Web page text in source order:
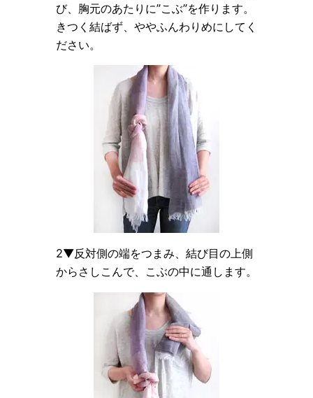
び、胸元のあたりに”こぶ”を作ります。
きつく結ばず、ややふんわりめにしてく
ださい。
2▼反対側の端をつまみ、結び目の上側
からさしこんで、こぶの中に通します。